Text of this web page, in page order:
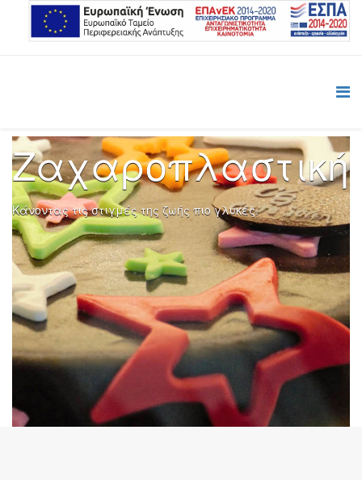
Ζαχαροπλαστική
Κάνοντας τις στιγμές της ζωής πιο γλυκές.